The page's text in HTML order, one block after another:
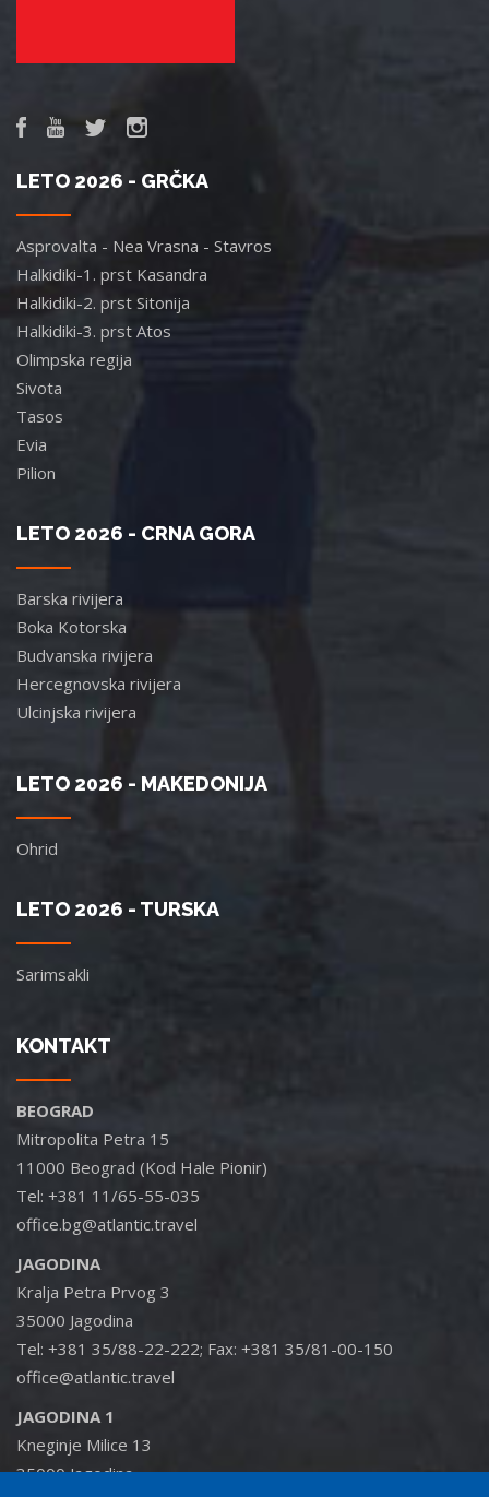
LETO 2026 - GRČKA
Asprovalta - Nea Vrasna - Stavros
Halkidiki-1. prst Kasandra
Halkidiki-2. prst Sitonija
Halkidiki-3. prst Atos
Olimpska regija
Sivota
Tasos
Evia
Pilion
LETO 2026 - CRNA GORA
Barska rivijera
Boka Kotorska
Budvanska rivijera
Hercegnovska rivijera
Ulcinjska rivijera
LETO 2026 - MAKEDONIJA
Ohrid
LETO 2026 - TURSKA
Sarimsakli
KONTAKT
BEOGRAD
Mitropolita Petra 15
11000 Beograd (Kod Hale Pionir)
Tel: +381 11/65-55-035
office.bg@atlantic.travel
JAGODINA
Kralja Petra Prvog 3
35000 Jagodina
Tel: +381 35/88-22-222; Fax: +381 35/81-00-150
office@atlantic.travel
JAGODINA 1
Kneginje Milice 13
35000 Jagodina